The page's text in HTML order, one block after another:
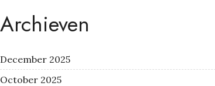
Archieven
December 2025
October 2025